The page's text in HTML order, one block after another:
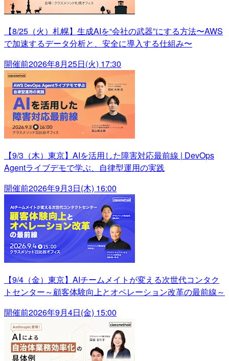
【8/25（火）札幌】生成AIを“会社の武器”にする方法〜AWS
で加速するデータ分析と、安全に導入する仕組み〜
開催前2026年8月25日(火) 17:30
【9/3（木）東京】AIを活用した障害対応最前線 | DevOps
Agentライブデモで学ぶ、自律型運用の実践
開催前2026年9月3日(木) 16:00
【9/4（金）東京】AIチームメイトが変える次世代コンタク
トセンター～顧客体験向上とオペレーション改革の最前線～
開催前2026年9月4日(金) 15:00